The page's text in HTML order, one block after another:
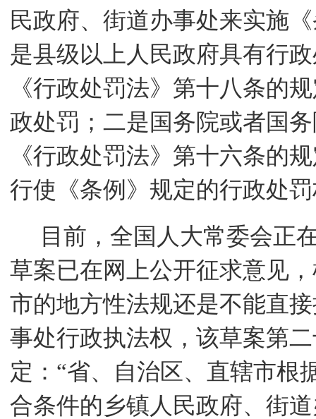
民政府、街道办事处来实施
是县级以上人民政府具有行
《行政处罚法》第十八条的
政处罚；二是国务院或者国
《行政处罚法》第十六条的
行使《条例》规定的行政处
目前，全国人大常委会正
草案已在网上公开征求意见
市的地方性法规还是不能直
事处行政执法权，该草案第
定： “省、自治区、直辖市根
合条件的乡镇人民政府、街